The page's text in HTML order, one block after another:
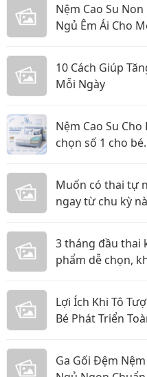
Nệm Cao Su
Ngủ Êm Ái Cho
10 Cách Giúp
Mỗi Ngày
Nệm Cao Su Cho
chọn số 1 cho bé.
Muốn có thai tự
ngay từ chu kỳ
3 tháng đầu thai
phẩm dễ chọn,
Lợi Ích Khi Tô
Bé Phát Triển
Ga Gối Đệm